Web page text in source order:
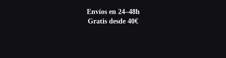
Envíos en 24–48h
Gratis desde 40€